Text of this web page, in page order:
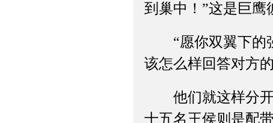
到巢中！”这是巨鹰
“愿你双翼下的
该怎么样回答对方的
他们就这样分开
十五名王侯则是配